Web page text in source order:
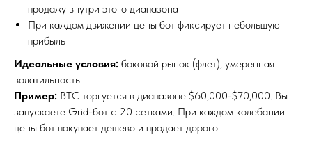
продажу внутри этого диапазона
При каждом движении цены бот фиксирует небольшую
прибыль
Идеальные условия: боковой рынок (флет), умеренная
волатильность
Пример: BTC торгуется в диапазоне $60,000-$70,000. Вы
запускаете Grid-бот с 20 сетками. При каждом колебании
цены бот покупает дешево и продает дорого.